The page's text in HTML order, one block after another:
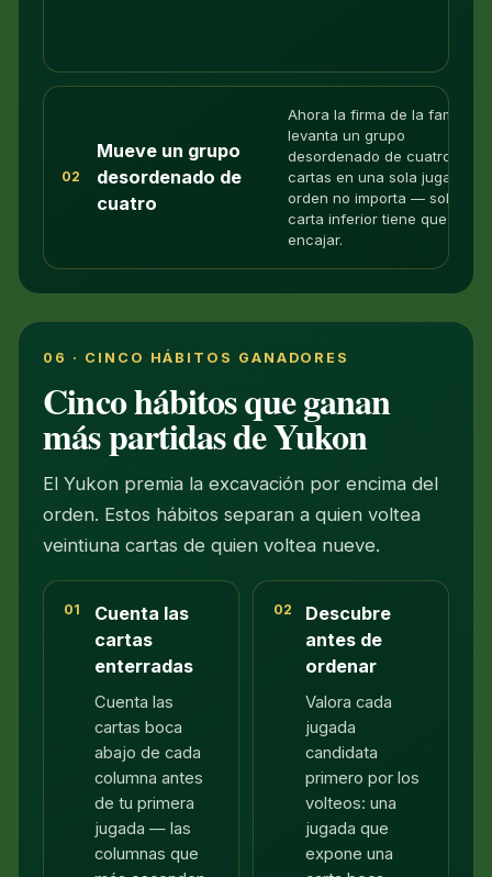
02
Mueve un grupo
desordenado de
cuatro
Ahora la firma de la familia:
levanta un grupo
desordenado de cuatro o
cartas en una sola jugada. El
orden no importa — solo la
carta inferior tiene que
encajar.
06 · CINCO HÁBITOS GANADORES
Cinco hábitos que ganan
más partidas de Yukon
El Yukon premia la excavación por encima del
orden. Estos hábitos separan a quien voltea
veintiuna cartas de quien voltea nueve.
01
Cuenta las
cartas
enterradas
Cuenta las
cartas boca
abajo de cada
columna antes
de tu primera
jugada — las
columnas que
02
Descubre
antes de
ordenar
Valora cada
jugada
candidata
primero por los
volteos: una
jugada que
expone una